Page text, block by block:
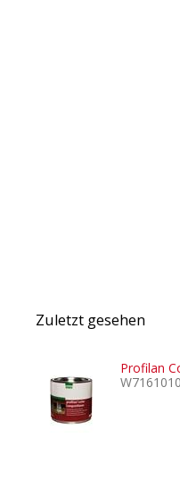
Zuletzt gesehen
Profilan